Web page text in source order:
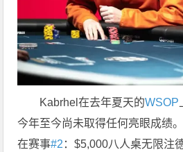
Kabrhel在去年夏天的WSOP
今年至今尚未取得任何亮眼成绩
在赛事#2 ：$5,000八人桌无限注